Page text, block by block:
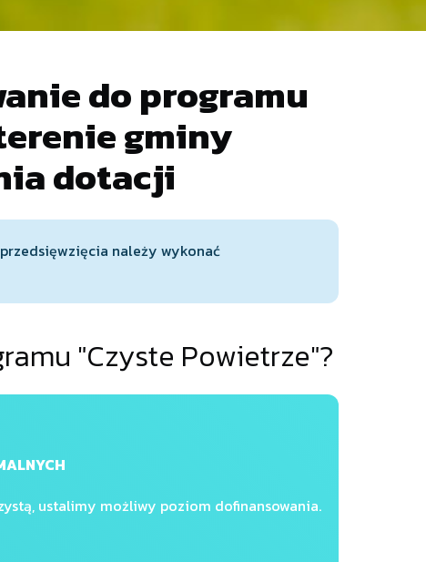
do programu
gminy
dotacji
należy wykonać
"Czyste Powietrze"?
ustalimy możliwy poziom dofinansowania.